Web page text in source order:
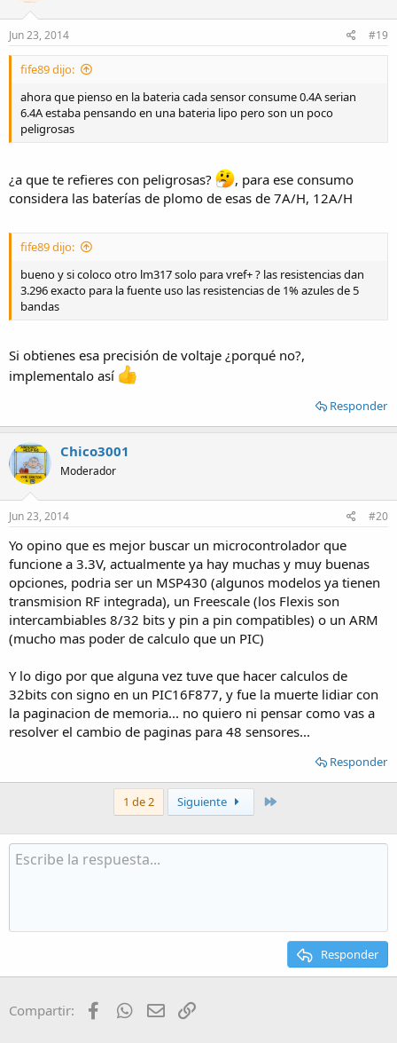
Jun 23, 2014 #19
fife89 dijo:
ahora que pienso en la bateria cada sensor consume 0.4A serian
6.4A estaba pensando en una bateria lipo pero son un poco
peligrosas
¿a que te refieres con peligrosas?
, para ese consumo
considera las baterías de plomo de esas de 7A/H, 12A/H
fife89 dijo:
bueno y si coloco otro lm317 solo para vref+ ? las resistencias dan
3.296 exacto para la fuente uso las resistencias de 1% azules de 5
bandas
Si obtienes esa precisión de voltaje ¿porqué no?,
implementalo así
Responder
Chico3001
Moderador
Jun 23, 2014 #20
Yo opino que es mejor buscar un microcontrolador que
funcione a 3.3V, actualmente ya hay muchas y muy buenas
opciones, podria ser un MSP430 (algunos modelos ya tienen
transmision RF integrada), un Freescale (los Flexis son
intercambiables 8/32 bits y pin a pin compatibles) o un ARM
(mucho mas poder de calculo que un PIC)
Y lo digo por que alguna vez tuve que hacer calculos de
32bits con signo en un PIC16F877, y fue la muerte lidiar con
la paginacion de memoria... no quiero ni pensar como vas a
resolver el cambio de paginas para 48 sensores...
Responder
1 de 2 Siguiente
Responder
Compartir: FacebookWhatsApp
Email